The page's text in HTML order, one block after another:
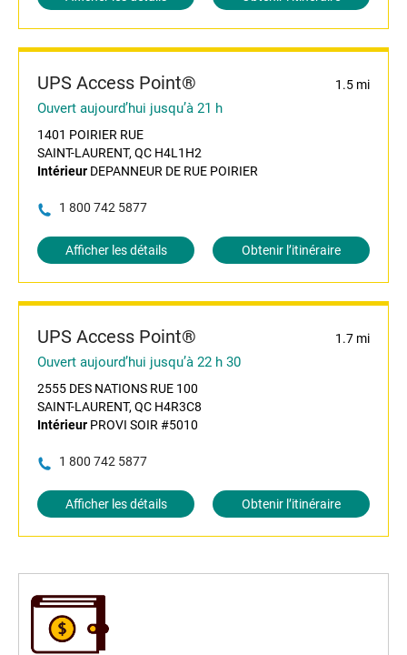
UPS Access Point® 1.5 mi
Ouvert aujourd’hui jusqu’à 21 h
1401 POIRIER RUE
SAINT-LAURENT, QC H4L1H2
Intérieur DEPANNEUR DE RUE POIRIER
1 800 742 5877
Afficher les détails Obtenir l’itinéraire
UPS Access Point® 1.7 mi
Ouvert aujourd’hui jusqu’à 22 h 30
2555 DES NATIONS RUE 100
SAINT-LAURENT, QC H4R3C8
Intérieur PROVI SOIR #5010
1 800 742 5877
Afficher les détails Obtenir l’itinéraire